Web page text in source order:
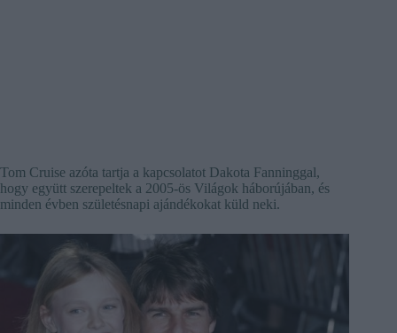
Tom Cruise azóta tartja a kapcsolatot Dakota Fanninggal,
hogy együtt szerepeltek a 2005-ös Világok háborújában, és
minden évben születésnapi ajándékokat küld neki.